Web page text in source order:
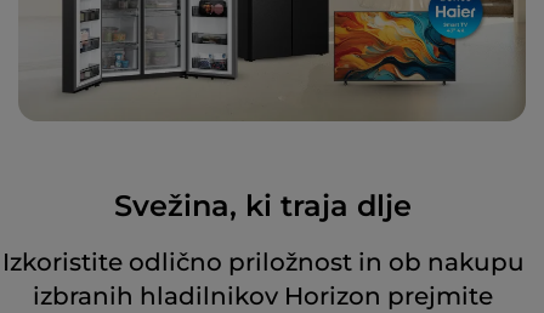
Svežina, ki traja dlje
Izkoristite odlično priložnost in ob nakupu
izbranih hladilnikov Horizon prejmite